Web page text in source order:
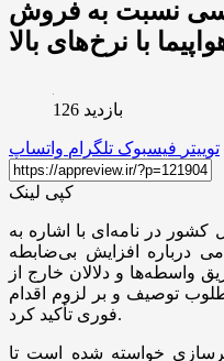
نسبت به فروش
با نرخ‌های بالا
بازدید 126
توییتر فیسبوک تلگرام واتساپ
کپی لینک
در نامه‌ای با اشاره به
درباره افزایش بی‌ضابطه
واسطه‌ها و دلالان خارج از
توصیف و بر لزوم اقدام
فوری تأکید کرد.
خواسته شده است تا